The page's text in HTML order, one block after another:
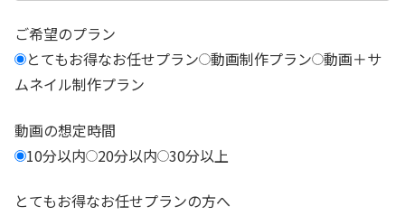
ご希望のプラン
とてもお得なお任せプラン 動画制作プラン 動画＋サ
ムネイル制作プラン
動画の想定時間
10分以内
20分以内 30分以上
とてもお得なお任せプランの方へ